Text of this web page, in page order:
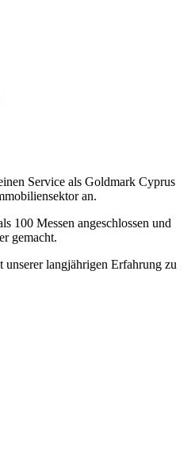
Service als Goldmark Cyprus
an.
100 Messen angeschlossen und
gemacht.
langjährigen Erfahrung zu